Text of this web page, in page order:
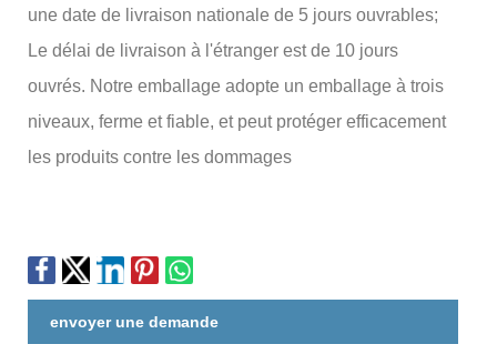
une date de livraison nationale de 5 jours ouvrables;
Le délai de livraison à l'étranger est de 10 jours
ouvrés. Notre emballage adopte un emballage à trois
niveaux, ferme et fiable, et peut protéger efficacement
les produits contre les dommages
envoyer une demande